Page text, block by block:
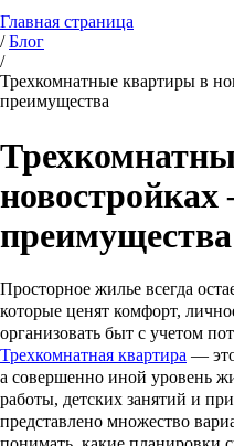
Главная страница
/Блог
/
Трехкомнатные квартиры в
преимущества
преимущества
Просторное жилье всегда
которые ценят комфорт,
организовать быт с учетом
Трехкомнатная квартира —
а совершенно иной уровень
работы, детских занятий и
представлено множество